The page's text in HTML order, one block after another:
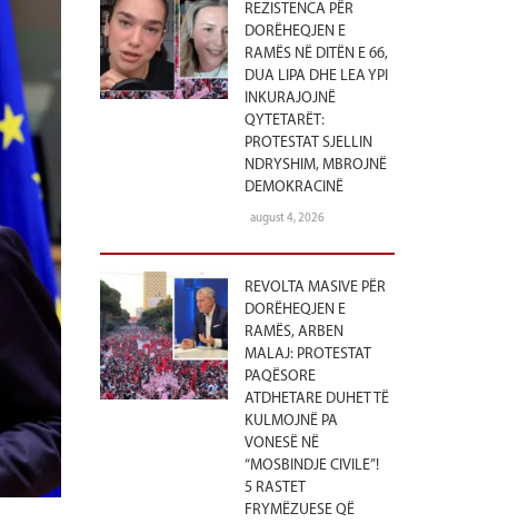
REZISTENCA PËR
DORËHEQJEN E
RAMËS NË DITËN E 66,
DUA LIPA DHE LEA YPI
INKURAJOJNË
QYTETARËT:
PROTESTAT SJELLIN
NDRYSHIM, MBROJNË
DEMOKRACINË
august 4, 2026
REVOLTA MASIVE PËR
DORËHEQJEN E
RAMËS, ARBEN
MALAJ: PROTESTAT
PAQËSORE
ATDHETARE DUHET TË
KULMOJNË PA
VONESË NË
“MOSBINDJE CIVILE”!
5 RASTET
FRYMËZUESE QË